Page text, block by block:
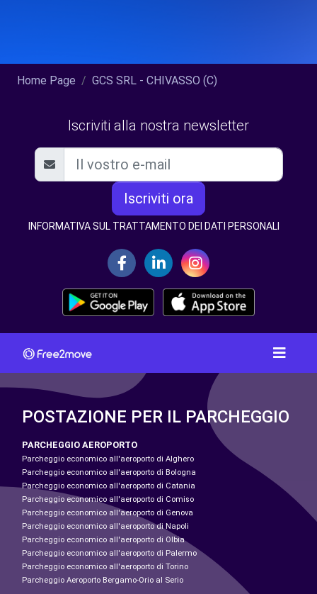
Home Page GCS SRL - CHIVASSO (C)
Iscriviti alla nostra newsletter
Iscriviti ora
INFORMATIVA SUL TRATTAMENTO DEI DATI PERSONALI
POSTAZIONE PER IL PARCHEGGIO
PARCHEGGIO AEROPORTO
Parcheggio economico all'aeroporto di Alghero
Parcheggio economico all'aeroporto di Bologna
Parcheggio economico all'aeroporto di Catania
Parcheggio economico all'aeroporto di Comiso
Parcheggio economico all'aeroporto di Genova
Parcheggio economico all'aeroporto di Napoli
Parcheggio economico all'aeroporto di Olbia
Parcheggio economico all'aeroporto di Palermo
Parcheggio economico all'aeroporto di Torino
Parcheggio Aeroporto Bergamo-Orio al Serio